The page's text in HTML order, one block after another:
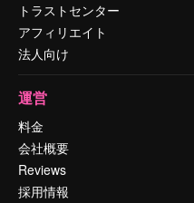
トラストセンター
アフィリエイト
法人向け
運営
料金
会社概要
Reviews
採用情報